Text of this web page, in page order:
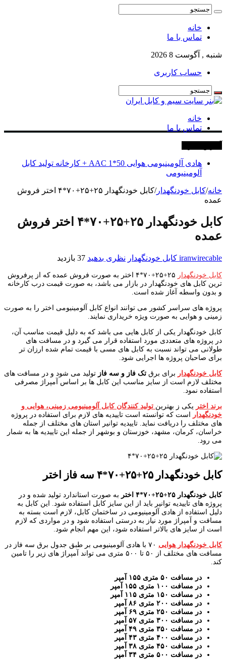
خانه
تماس با ما
شنبه , آگوست 8 2026
حساب کاربری
خانه
تماس با ما
هادی آلومینیومی هوایی 50*1 AAC + کارخانه تولید کابل
آلومینیومی
خانه/کابل خودنگهدار/
کابل خودنگهدار ۲۵+۲۵+۷۰*۴ اختر فروش
عمده
کابل خودنگهدار ۲۵+۲۵+۷۰*۴ اختر فروش
عمده
iranwirecable کابل خودنگهدار نظری بدهید 37 بازدید
کابل خودنگهدار
۲۵+۲۵+۷۰*۴ اختر به صورت فروش عمده که از پرفروش
ترین کابل های خودنگهدار در بازار می باشد، به صورت قیمت درب کارخانه
و بدون واسطه آغاز شده است.
پروژه های سراسر کشور می توانند انواع کابل آلومینیومی اختر را به صورت
زمینی و هوایی به صورت ویژه خریداری نمایند.
کابل خودنگهدار یکی از کابل هایی می باشد که به دلیل قیمت مناسب آن،
در پروژه های متعددی مورد استفاده قرار می گیرد و در مسافت های
طولانی می تواند نسبت به کابل های مسی با قیمت تمام شده ارزان تر
برای صاحبان پروژه ها اجرایی شود.
کابل خودنگهدار برای برق تک فاز و سه فاز تولید می شود و در مسافت های
مختلف لازم است از سایز مناسب این کابل ها بر اساس آمپراژ مصرفی
استفاده نمود.
برند اختر یکی ز بهترین تولید کنندگان کابل آلومینیومی زمینی، هوایی و
خودنگهدار
است که توانسته است تاییدیه های لازم برای استفاده در پروژه
های مختلف را دریافت نماید. تاییدیه توانیر استان های مختلف از جمله
خراسان، کرمان، مشهد، خوزستان و بوشهر از جمله این تاییدیه ها به شمار
می رود.
کابل خودنگهدار ۲۵+۲۵+۷۰*۴ سه فاز اختر
کابل خودنگهدار ۲۵+۲۵+۷۰*۴ اختر
به صورت استاندارد تولید شده و در
پروژه های تاییدیه توانیر باید از این سایز کابل استفاده شود. این کابل به
دلیل استفاده از هادی آلومینیومی در ساختمان کابل، لازم است بسته به
مسافت و آمپراژ مورد نیاز به درستی استفاده شود و در مواردی که لازم
است از سایز های بالاتر استفاده شود، این مهم انجام شود.
کابل خودنگهدار هوایی
۷۰ با هادی آلومینیومی بر طبق جدول برق سه فاز در
مسافت های مختلف از ۵۰ تا ۵۰۰ متری می تواند آمپراژ های زیر را تامین
کند.
در مسافت ۵۰ متری ۱۵۵ آمپر
در مسافت ۱۰۰ متری ۱۵۵ آمپر
در مسافت ۱۵۰ متری ۱۱۵ آمپر
در مسافت ۲۰۰ متری ۸۶ آمپر
در مسافت ۲۵۰ متری ۶۹ آمپر
در مسافت ۳۰۰ متری ۵۷ آمپر
در مسافت ۳۵۰ متری ۴۹ آمپر
در مسافت ۴۰۰ متری ۴۳ آمپر
در مسافت ۴۵۰ متری ۳۸ آمپر
در مسافت ۵۰۰ متری ۳۴ آمپر